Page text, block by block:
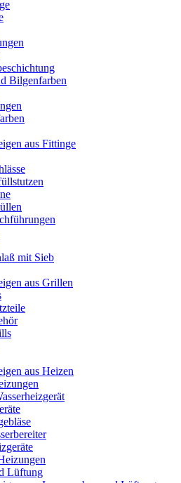
Bilgenfarben
aus Fittinge
mit Sieb
aus Grillen
aus Heizen
Lüftung